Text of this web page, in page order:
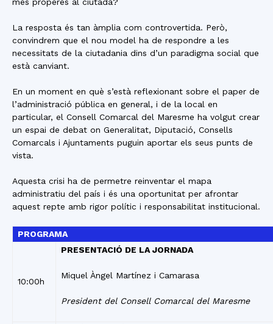
La resposta és tan àmplia com controvertida. Però,
convindrem que el nou model ha de respondre a les
necessitats de la ciutadania dins d’un paradigma social que
està canviant.
En un moment en què s’està reflexionant sobre el paper de
l’administració pública en general, i de la local en
particular, el Consell Comarcal del Maresme ha volgut crear
un espai de debat on Generalitat, Diputació, Consells
Comarcals i Ajuntaments puguin aportar els seus punts de
vista.
Aquesta crisi ha de permetre reinventar el mapa
administratiu del país i és una oportunitat per afrontar
aquest repte amb rigor polític i responsabilitat institucional.
PROGRAMA
10:00h
PRESENTACIÓ DE LA JORNADA
Miquel Àngel Martínez i Camarasa
President del Consell Comarcal del Maresme